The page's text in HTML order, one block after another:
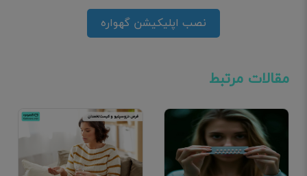
نصب اپلیکیشن گهواره
مقالات مرتبط